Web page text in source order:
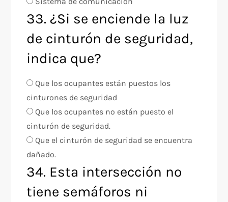
33. ¿Si se enciende la luz
de cinturón de seguridad,
indica que?
Que los ocupantes están puestos los
cinturones de seguridad
Que los ocupantes no están puesto el
cinturón de seguridad.
Que el cinturón de seguridad se encuentra
dañado.
34. Esta intersección no
tiene semáforos ni